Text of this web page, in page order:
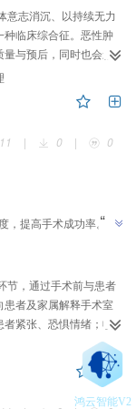
意志消沉、以持续无力
临床综合征。恶性肿
与预后，同时也会影
为本”的思想，加强恶
。本研究以循证医学思
知识和护理干预进展，
支持策略、减轻照护
11
| 0 | 0
，提高手术成功率。
”
节，通过手术前与患者
者及家属解释手术室
紧张、恐惧情绪；收
高手术成功率及患者
患者及家属充分理解健
护士的角色功能，是手
术前访视内容、注意
鸿云智能V2